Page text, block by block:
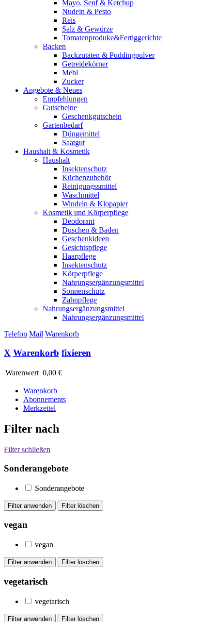
Mayo, Senf & Ketchup
Nudeln & Pesto
Reis
Salz & Gewürze
Tomatenproduke&Fertiggerichte
Backen
Backzutaten & Puddingpulver
Getreidekörner
Mehl
Zucker
Angebote & Neues
Empfehlungen
Gutscheine
Geschenkgutschein
Gartenbedarf
Düngemittel
Saatgut
Haushalt & Kosmetik
Haushalt
Insektenschutz
Küchenzubehör
Reinigungssmittel
Waschmittel
Windeln & Klopapier
Kosmetik und Körperpflege
Deodorant
Duschen & Baden
Geschenkideen
Gesichtspflege
Haarpflege
Insektenschutz
Körperpflege
Nahrungsergänzungsmittel
Sonnenschutz
Zahnpflege
Nahrungsergänzungsmittel
Nahrungsergänzungsmittel
Telefon Mail Warenkorb
X Warenkorb fixieren
Warenwert 0,00 €
Warenkorb
Abonnements
Merkzettel
Filter nach
Filter schließen
Sonderangebote
Sonderangebote
vegan
vegan
vegetarisch
vegetarisch